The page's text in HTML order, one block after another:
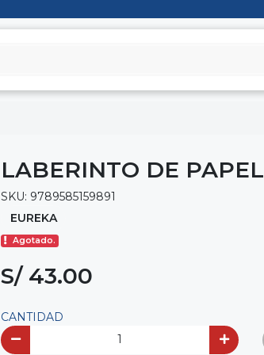
LABERINTO DE PAPEL
SKU: 9789585159891
EUREKA
Agotado.
S/ 43.00
CANTIDAD